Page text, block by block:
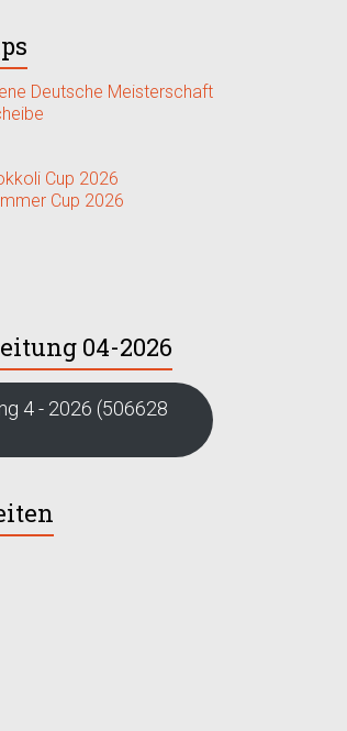
Deutsche Meisterschaft
Cup 2026
Cup 2026
04-2026
4 - 2026 (506628